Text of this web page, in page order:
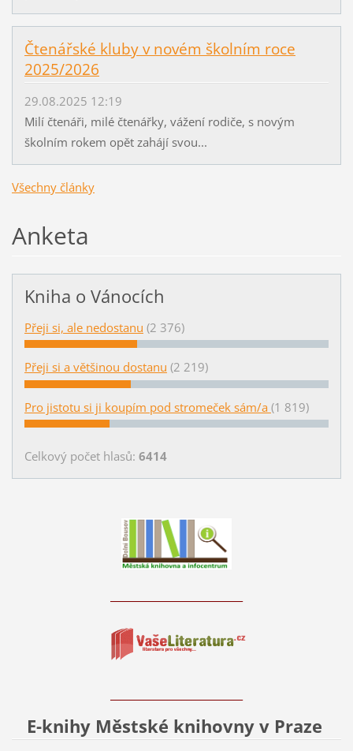
Čtenářské kluby v novém školním roce
2025/2026
29.08.2025 12:19
Milí čtenáři, milé čtenářky, vážení rodiče, s novým
školním rokem opět zahájí svou...
Všechny články
Anketa
Kniha o Vánocích
Přeji si, ale nedostanu (2 376)
Přeji si a většinou dostanu (2 219)
Pro jistotu si ji koupím pod stromeček sám/a (1 819)
Celkový počet hlasů: 6414
E-knihy Městské knihovny v Praze